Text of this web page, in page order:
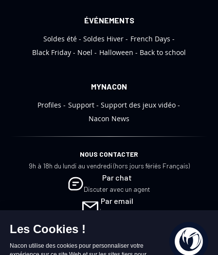
ÉVÉNEMENTS
Soldes été
Soldes Hiver
French Days
Black Friday
Noel Halloween Back to school
MYNACON
Profiles
Support
Support des jeux vidéo
Nacon News
NOUS CONTACTER
9h à 18h du lundi au vendredi (hors jours fériés Français)
Par chat
Discuter avec un agent
Par email
Écrivez-nous